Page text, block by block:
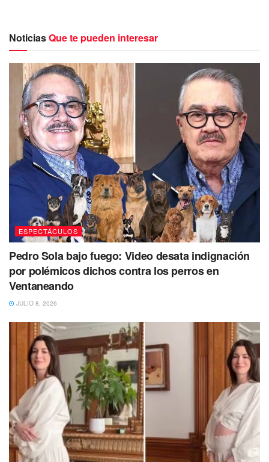
NoticiasQue te pueden interesar
ESPECTÁCULOS
Pedro Sola bajo fuego: Video desata indignación
por polémicos dichos contra los perros en
Ventaneando
JULIO 8, 2026